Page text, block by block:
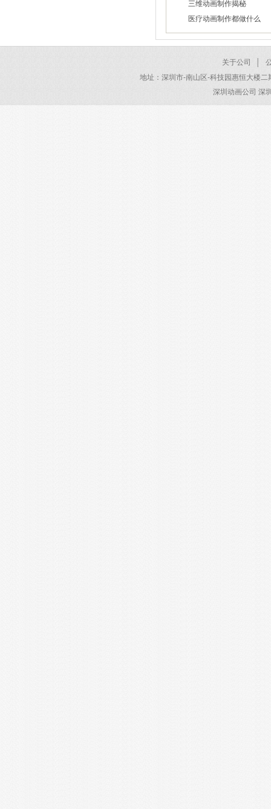
2026/01/30
三维动画制作揭秘
2026/01/28
医疗动画制作都做什么
2026/01/22
关于公司
地址：深圳市-南山区-科技园惠恒大楼
深圳动画公司 深